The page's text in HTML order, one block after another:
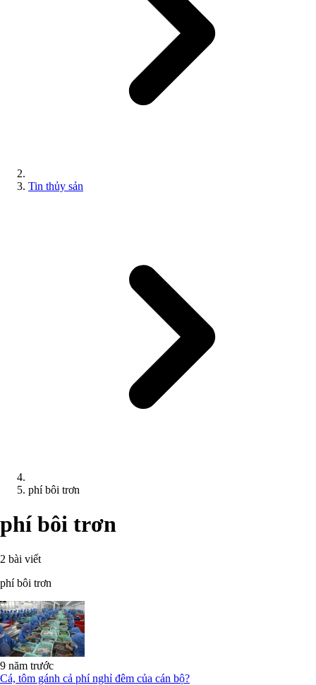
Tin thủy sản
phí bôi trơn
phí bôi trơn
2 bài viết
phí bôi trơn
9 năm trước
Cá, tôm gánh cả phí nghỉ đêm của cán bộ?